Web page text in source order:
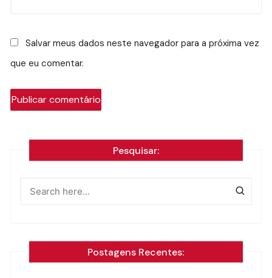
Salvar meus dados neste navegador para a próxima vez
que eu comentar.
Pesquisar:
Postagens Recentes: